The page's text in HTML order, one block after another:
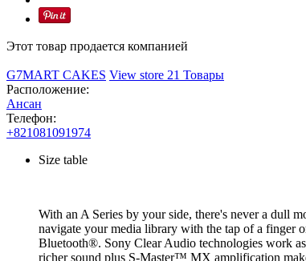
Этот товар продается компанией
G7MART CAKES View store 21 Товары
Расположение:
Ансан
Телефон:
+821081091974
Size table
With an A Series by your side, there's never a dull
navigate your media library with the tap of a finger
Bluetooth®. Sony Clear Audio technologies work
richer sound plus S-Master™ MX amplification